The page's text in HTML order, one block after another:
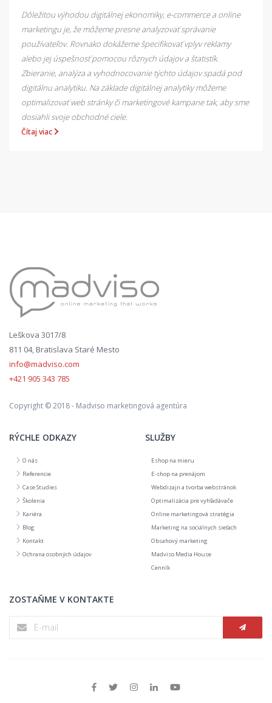
Dôležitou výhodou digitálnej ekonomiky, e-commerce a online
marketingu je, že môžeme presne analyzovať správanie
používateľov. Rovnako dokážeme špecifikovať vplyv reklamy
alebo jej úspešnosť pomocou rôznych údajov a štatistík.
Zbieranie, analýza a vyhodnocovanie týchto údajov spadá pod
digitálnu analytiku. Na základe digitálnej analytiky môžeme
optimalizovať web stránky či marketingové kampane tak, aby sme
dosiahli svoje obchodné ciele.
Čítaj viac
Leškova 3017/8
811 04, Bratislava Staré Mesto
info@madviso.com
+421 905 343 785
Copyright © 2018 - Madviso marketingová agentúra
RÝCHLE ODKAZY
O nás
Referencie
Case Studies
Školenia
Kariéra
Blog
Kontakt
Ochrana osobných údajov
SLUŽBY
Eshop na mieru
E-shop na prenájom
Webdizajn a tvorba webstránok
Optimalizácia pre vyhľadávače
Online marketingová stratégia
Marketing na sociálnych sieťach
Obsahový marketing
Madviso Media House
Cenník
ZOSTAŇME V KONTAKTE